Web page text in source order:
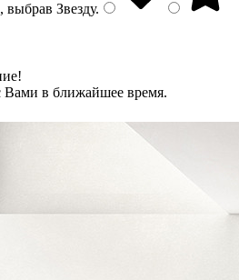
выбрав Звезду.
Вами в ближайшее время.